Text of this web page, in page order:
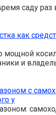
саду раз
как
мощной
и
с
у